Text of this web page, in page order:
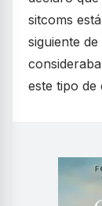
sitcoms
siguiente
este tipo de